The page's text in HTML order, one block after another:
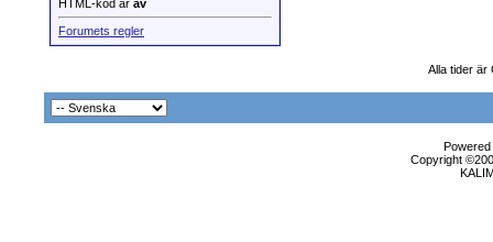
HTML-kod är av
Forumets regler
Alla tider är
Copyright